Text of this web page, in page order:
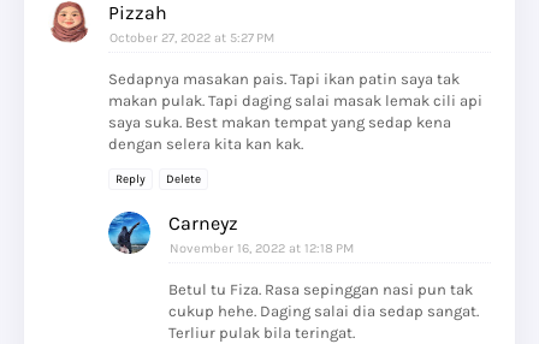
Pizzah
October 27, 2022 at 5:27 PM
Sedapnya masakan pais. Tapi ikan patin saya tak
makan pulak. Tapi daging salai masak lemak cili api
saya suka. Best makan tempat yang sedap kena
dengan selera kita kan kak.
Reply Delete
Carneyz
November 16, 2022 at 12:18 PM
Betul tu Fiza. Rasa sepinggan nasi pun tak
cukup hehe. Daging salai dia sedap sangat.
Terliur pulak bila teringat.